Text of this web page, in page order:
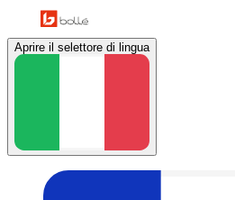
Aprire il selettore di lingua